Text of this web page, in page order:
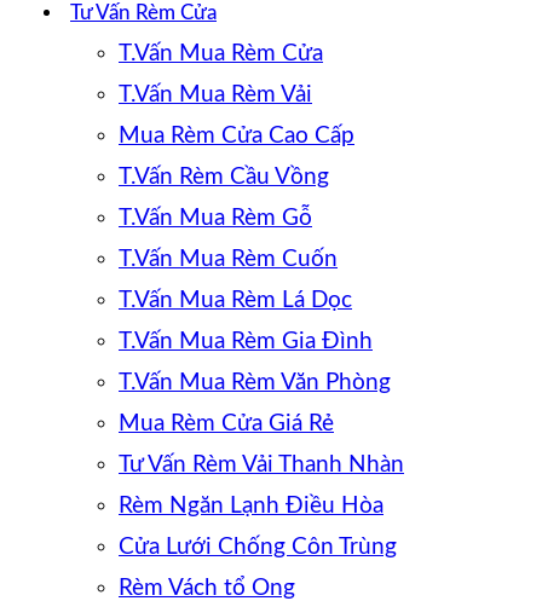
Tư Vấn Rèm Cửa
T.Vấn Mua Rèm Cửa
T.Vấn Mua Rèm Vải
Mua Rèm Cửa Cao Cấp
T.Vấn Rèm Cầu Vồng
T.Vấn Mua Rèm Gỗ
T.Vấn Mua Rèm Cuốn
T.Vấn Mua Rèm Lá Dọc
T.Vấn Mua Rèm Gia Đình
T.Vấn Mua Rèm Văn Phòng
Mua Rèm Cửa Giá Rẻ
Tư Vấn Rèm Vải Thanh Nhàn
Rèm Ngăn Lạnh Điều Hòa
Cửa Lưới Chống Côn Trùng
Rèm Vách tổ Ong